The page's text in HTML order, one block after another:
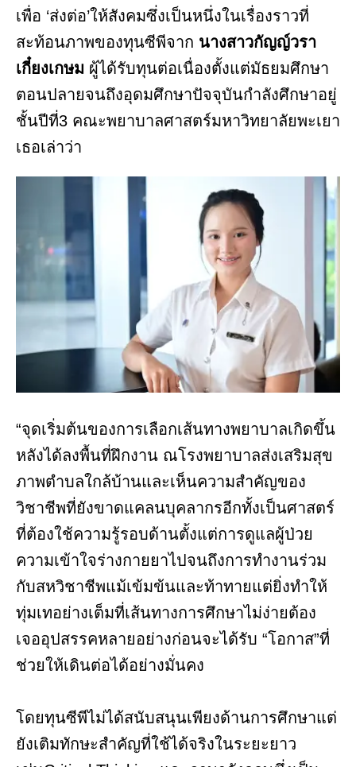
เพื่อ ‘ส่งต่อ’ให้สังคมซึ่งเป็นหนึ่งในเรื่องราวที่
สะท้อนภาพของทุนซีพีจาก นางสาวกัญญ์วรา
เกี๋ยงเกษม ผู้ได้รับทุนต่อเนื่องตั้งแต่มัธยมศึกษา
ตอนปลายจนถึงอุดมศึกษาปัจจุบันกำลังศึกษาอยู่
ชั้นปีที่3 คณะพยาบาลศาสตร์มหาวิทยาลัยพะเยา
เธอเล่าว่า
“จุดเริ่มต้นของการเลือกเส้นทางพยาบาลเกิดขึ้น
หลังได้ลงพื้นที่ฝึกงาน ณโรงพยาบาลส่งเสริมสุข
ภาพตำบลใกล้บ้านและเห็นความสำคัญของ
วิชาชีพที่ยังขาดแคลนบุคลากรอีกทั้งเป็นศาสตร์
ที่ต้องใช้ความรู้รอบด้านตั้งแต่การดูแลผู้ป่วย
ความเข้าใจร่างกายยาไปจนถึงการทำงานร่วม
กับสหวิชาชีพแม้เข้มข้นและท้าทายแต่ยิ่งทำให้
ทุ่มเทอย่างเต็มที่เส้นทางการศึกษาไม่ง่ายต้อง
เจออุปสรรคหลายอย่างก่อนจะได้รับ “โอกาส”ที่
ช่วยให้เดินต่อได้อย่างมั่นคง
โดยทุนซีพีไม่ได้สนับสนุนเพียงด้านการศึกษาแต่
ยังเติมทักษะสำคัญที่ใช้ได้จริงในระยะยาว